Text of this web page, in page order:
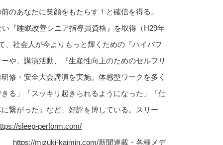
のあなたに笑顔をもたらす！と確信を得る。
『睡眠改善シニア指導員資格』を取得（H29年
、社会人が今よりもっと輝くための『ハイパフ
や、講演活動、『生産性向上のためのセルフリ
修・安全大会講演を実施。体感型ワークを多く
る」「スッキリ起きられるようになった」「仕
繋がった」など、好評を博している。スリー
sleep-perform.com/
https://mizuki-kaimin.com/新聞連載・各種メデ